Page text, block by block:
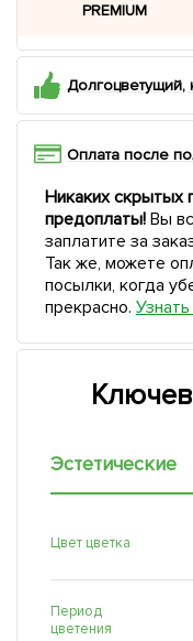
PREMIUM
Долгоцветущий,
Оплата после
Никаких скрытых
предоплаты!Вы
заплатите за
Так же, можете
посылки, когда
прекрасно.
Эстетические
Цвет цветка
Период
цветения